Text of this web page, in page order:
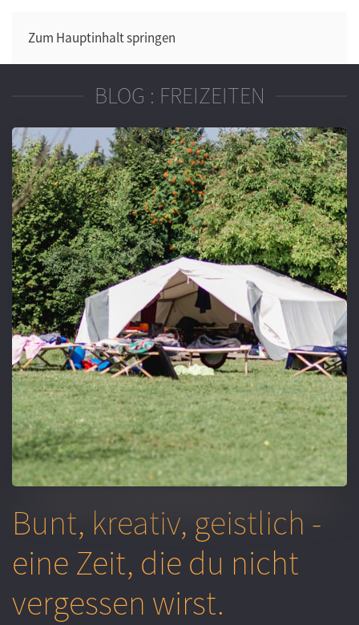
Zum Hauptinhalt springen
BLOG : FREIZEITEN
Bunt, kreativ, geistlich -
eine Zeit, die du nicht
vergessen wirst.